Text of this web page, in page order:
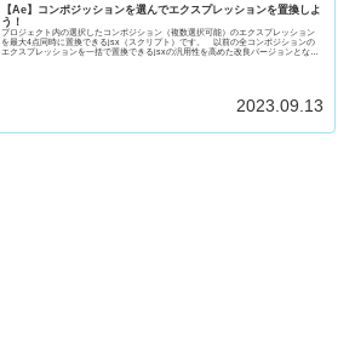
【Ae】コンポジッションを選んでエクスプレッションを置換しよ
う！
プロジェクト内の選択したコンポジション（複数選択可能）のエクスプレッション
を最大4点同時に置換できるjsx（スクリプト）です。 以前の全コンポジションの
エクスプレッションを一括で置換できるjsxの汎用性を高めた改良バージョンとなり
2023.09.13